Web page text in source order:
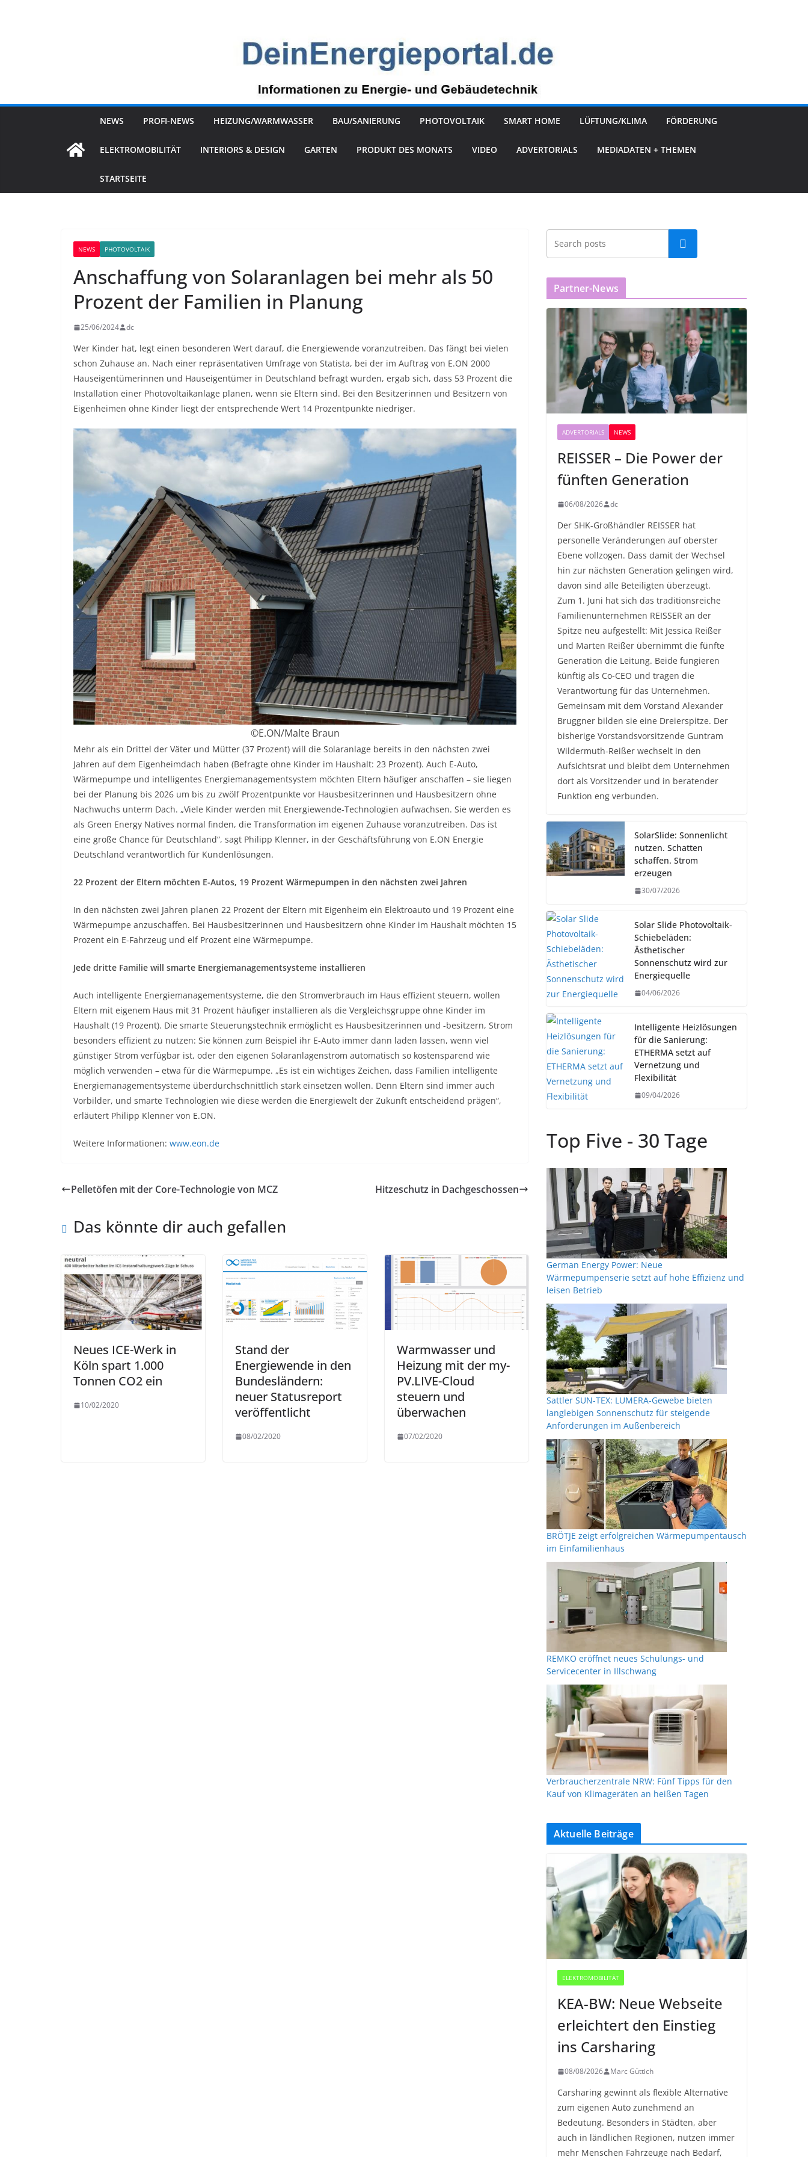
NEWS PROFI-NEWS HEIZUNG/WARMWASSER BAU/SANIERUNG PHOTOVOLTAIK SMART HOME LÜFTUNG/KLIMA FÖRDERUNG
ELEKTROMOBILITÄT INTERIORS & DESIGN GARTEN PRODUKT DES MONATS VIDEO ADVERTORIALS MEDIADATEN + THEMEN
STARTSEITE
NEWS PHOTOVOLTAIK
Anschaffung von Solaranlagen bei mehr als 50
Prozent der Familien in Planung
25/06/2024 dc
Wer Kinder hat, legt einen besonderen Wert darauf, die Energiewende voranzutreiben. Das fängt bei vielen
schon Zuhause an. Nach einer repräsentativen Umfrage von Statista, bei der im Auftrag von E.ON 2000
Hauseigentümerinnen und Hauseigentümer in Deutschland befragt wurden, ergab sich, dass 53 Prozent die
Installation einer Photovoltaikanlage planen, wenn sie Eltern sind. Bei den Besitzerinnen und Besitzern von
Eigenheimen ohne Kinder liegt der entsprechende Wert 14 Prozentpunkte niedriger.
©E.ON/Malte Braun
Mehr als ein Drittel der Väter und Mütter (37 Prozent) will die Solaranlage bereits in den nächsten zwei
Jahren auf dem Eigenheimdach haben (Befragte ohne Kinder im Haushalt: 23 Prozent). Auch E-Auto,
Wärmepumpe und intelligentes Energiemanagementsystem möchten Eltern häufiger anschaffen – sie liegen
bei der Planung bis 2026 um bis zu zwölf Prozentpunkte vor Hausbesitzerinnen und Hausbesitzern ohne
Nachwuchs unterm Dach. „Viele Kinder werden mit Energiewende-Technologien aufwachsen. Sie werden es
als Green Energy Natives normal finden, die Transformation im eigenen Zuhause voranzutreiben. Das ist
eine große Chance für Deutschland“, sagt Philipp Klenner, in der Geschäftsführung von E.ON Energie
Deutschland verantwortlich für Kundenlösungen.
22 Prozent der Eltern möchten E-Autos, 19 Prozent Wärmepumpen in den nächsten zwei Jahren
In den nächsten zwei Jahren planen 22 Prozent der Eltern mit Eigenheim ein Elektroauto und 19 Prozent eine
Wärmepumpe anzuschaffen. Bei Hausbesitzerinnen und Hausbesitzern ohne Kinder im Haushalt möchten 15
Prozent ein E-Fahrzeug und elf Prozent eine Wärmepumpe.
Jede dritte Familie will smarte Energiemanagementsysteme installieren
Auch intelligente Energiemanagementsysteme, die den Stromverbrauch im Haus effizient steuern, wollen
Eltern mit eigenem Haus mit 31 Prozent häufiger installieren als die Vergleichsgruppe ohne Kinder im
Haushalt (19 Prozent). Die smarte Steuerungstechnik ermöglicht es Hausbesitzerinnen und -besitzern, Strom
besonders effizient zu nutzen: Sie können zum Beispiel ihr E-Auto immer dann laden lassen, wenn viel
günstiger Strom verfügbar ist, oder den eigenen Solaranlagenstrom automatisch so kostensparend wie
möglich verwenden – etwa für die Wärmepumpe. „Es ist ein wichtiges Zeichen, dass Familien intelligente
Energiemanagementsysteme überdurchschnittlich stark einsetzen wollen. Denn Eltern sind immer auch
Vorbilder, und smarte Technologien wie diese werden die Energiewelt der Zukunft entscheidend prägen“,
erläutert Philipp Klenner von E.ON.
Weitere Informationen: www.eon.de
Pelletöfen mit der Core-Technologie von MCZ Hitzeschutz in Dachgeschossen
Das könnte dir auch gefallen
Neues ICE-Werk in
Köln spart 1.000
Tonnen CO2 ein
10/02/2020
Stand der
Energiewende in den
Bundesländern:
neuer Statusreport
veröffentlicht
08/02/2020
Warmwasser und
Heizung mit der my-
PV.LIVE-Cloud
steuern und
überwachen
07/02/2020
Partner-News
ADVERTORIALS NEWS
REISSER – Die Power der
fünften Generation
06/08/2026 dc
Der SHK-Großhändler REISSER hat
personelle Veränderungen auf oberster
Ebene vollzogen. Dass damit der Wechsel
hin zur nächsten Generation gelingen wird,
davon sind alle Beteiligten überzeugt.
Zum 1. Juni hat sich das traditionsreiche
Familienunternehmen REISSER an der
Spitze neu aufgestellt: Mit Jessica Reißer
und Marten Reißer übernimmt die fünfte
Generation die Leitung. Beide fungieren
künftig als Co-CEO und tragen die
Verantwortung für das Unternehmen.
Gemeinsam mit dem Vorstand Alexander
Bruggner bilden sie eine Dreierspitze. Der
bisherige Vorstandsvorsitzende Guntram
Wildermuth-Reißer wechselt in den
Aufsichtsrat und bleibt dem Unternehmen
dort als Vorsitzender und in beratender
Funktion eng verbunden.
SolarSlide: Sonnenlicht
nutzen. Schatten
schaffen. Strom
erzeugen
30/07/2026
Solar Slide Photovoltaik-
Schiebeläden:
Ästhetischer
Sonnenschutz wird zur
Energiequelle
04/06/2026
Intelligente Heizlösungen
für die Sanierung:
ETHERMA setzt auf
Vernetzung und
Flexibilität
09/04/2026
Top Five - 30 Tage
German Energy Power: Neue
Wärmepumpenserie setzt auf hohe Effizienz und
leisen Betrieb
Sattler SUN-TEX: LUMERA-Gewebe bieten
langlebigen Sonnenschutz für steigende
Anforderungen im Außenbereich
BRÖTJE zeigt erfolgreichen Wärmepumpentausch
im Einfamilienhaus
REMKO eröffnet neues Schulungs- und
Servicecenter in Illschwang
Verbraucherzentrale NRW: Fünf Tipps für den
Kauf von Klimageräten an heißen Tagen
Aktuelle Beiträge
ELEKTROMOBILITÄT
KEA-BW: Neue Webseite
erleichtert den Einstieg
ins Carsharing
08/08/2026 Marc Güttich
Carsharing gewinnt als flexible Alternative
zum eigenen Auto zunehmend an
Bedeutung. Besonders in Städten, aber
auch in ländlichen Regionen, nutzen immer
mehr Menschen Fahrzeuge nach Bedarf,